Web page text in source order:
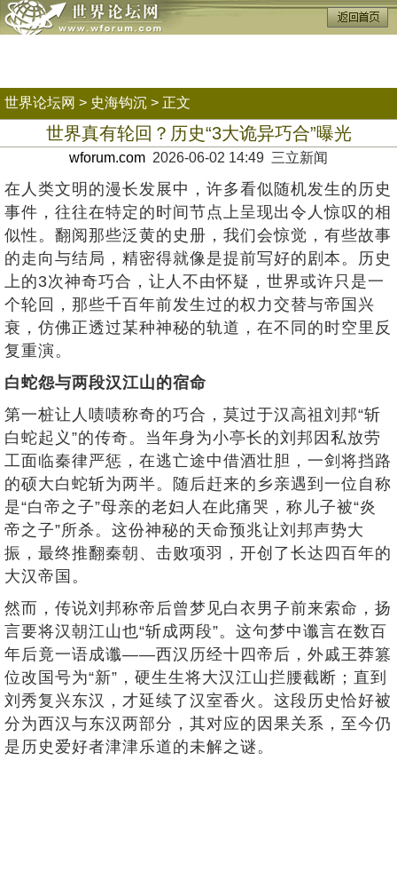
世界论坛网 > 史海钩沉 > 正文
世界真有轮回？历史“3大诡异巧合”曝光
wforum.com 2026-06-02 14:49 三立新闻
在人类文明的漫长发展中，许多看似随机发生的历史
事件，往往在特定的时间节点上呈现出令人惊叹的相
似性。翻阅那些泛黄的史册，我们会惊觉，有些故事
的走向与结局，精密得就像是提前写好的剧本。历史
上的3次神奇巧合，让人不由怀疑，世界或许只是一
个轮回，那些千百年前发生过的权力交替与帝国兴
衰，仿佛正透过某种神秘的轨道，在不同的时空里反
复重演。
白蛇怨与两段汉江山的宿命
第一桩让人啧啧称奇的巧合，莫过于汉高祖刘邦“斩
白蛇起义”的传奇。当年身为小亭长的刘邦因私放劳
工面临秦律严惩，在逃亡途中借酒壮胆，一剑将挡路
的硕大白蛇斩为两半。随后赶来的乡亲遇到一位自称
是“白帝之子”母亲的老妇人在此痛哭，称儿子被“炎
帝之子”所杀。这份神秘的天命预兆让刘邦声势大
振，最终推翻秦朝、击败项羽，开创了长达四百年的
大汉帝国。
然而，传说刘邦称帝后曾梦见白衣男子前来索命，扬
言要将汉朝江山也“斩成两段”。这句梦中谶言在数百
年后竟一语成谶——西汉历经十四帝后，外戚王莽篡
位改国号为“新”，硬生生将大汉江山拦腰截断；直到
刘秀复兴东汉，才延续了汉室香火。这段历史恰好被
分为西汉与东汉两部分，其对应的因果关系，至今仍
是历史爱好者津津乐道的未解之谜。